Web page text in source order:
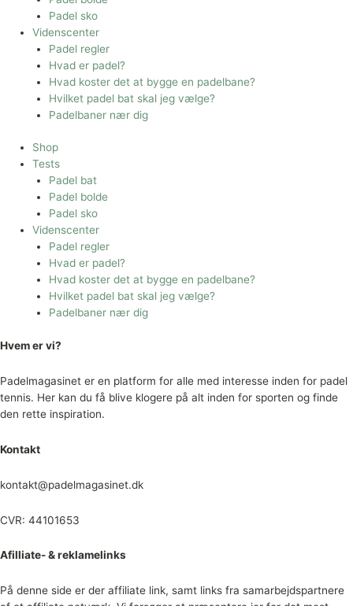
Padel sko
Videnscenter
Padel regler
Hvad er padel?
Hvad koster det at bygge en padelbane?
Hvilket padel bat skal jeg vælge?
Padelbaner nær dig
Shop
Tests
Padel bat
Padel bolde
Padel sko
Videnscenter
Padel regler
Hvad er padel?
Hvad koster det at bygge en padelbane?
Hvilket padel bat skal jeg vælge?
Padelbaner nær dig
Hvem er vi?
Padelmagasinet er en platform for alle med interesse inden for padel
tennis. Her kan du få blive klogere på alt inden for sporten og finde
den rette inspiration.
Kontakt
kontakt@padelmagasinet.dk
CVR: 44101653
Afilliate- & reklamelinks
På denne side er der affiliate link, samt links fra samarbejdspartnere